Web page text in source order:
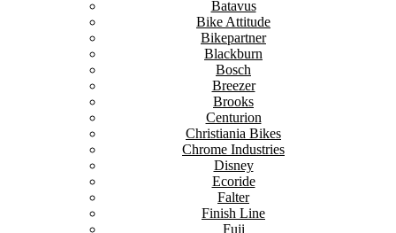
Batavus
Bike Attitude
Bikepartner
Blackburn
Bosch
Breezer
Brooks
Centurion
Christiania Bikes
Chrome Industries
Disney
Ecoride
Falter
Finish Line
Fuji